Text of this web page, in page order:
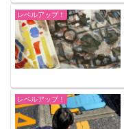
レベルアップ！
レベルアップ！